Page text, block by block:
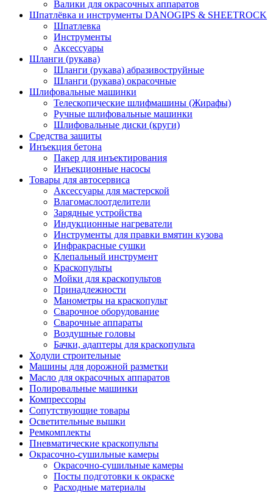
Валики для окрасочных аппаратов
Шпатлёвка и инструменты DANOGIPS & SHEETROCK
Шпатлевка
Инструменты
Аксессуары
Шланги (рукава)
Шланги (рукава) абразивоструйные
Шланги (рукава) окрасочные
Шлифовальные машинки
Телескопические шлифмашины (Жирафы)
Ручные шлифовальные машинки
Шлифовальные диски (круги)
Средства защиты
Инъекция бетона
Пакер для инъектирования
Инъекционные насосы
Товары для автосервиса
Аксессуары для мастерской
Влагомаслоотделители
Зарядные устройства
Индукционные нагреватели
Инструменты для правки вмятин кузова
Инфракрасные сушки
Клепальный инструмент
Краскопульты
Мойки для краскопультов
Принадлежности
Манометры на краскопульт
Сварочное оборудование
Сварочные аппараты
Воздушные головы
Бачки, адаптеры для краскопульта
Ходули строительные
Машины для дорожной разметки
Масло для окрасочных аппаратов
Полировальные машинки
Компрессоры
Сопутствующие товары
Осветительные вышки
Ремкомплекты
Пневматические краскопульты
Окрасочно-сушильные камеры
Окрасочно-сушильные камеры
Посты подготовки к окраске
Расходные материалы